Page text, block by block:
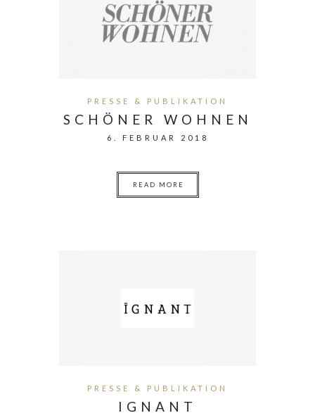
PRESSE & PUBLIKATION
SCHÖNER WOHNEN
6. FEBRUAR 2018
READ MORE
PRESSE & PUBLIKATION
IGNANT